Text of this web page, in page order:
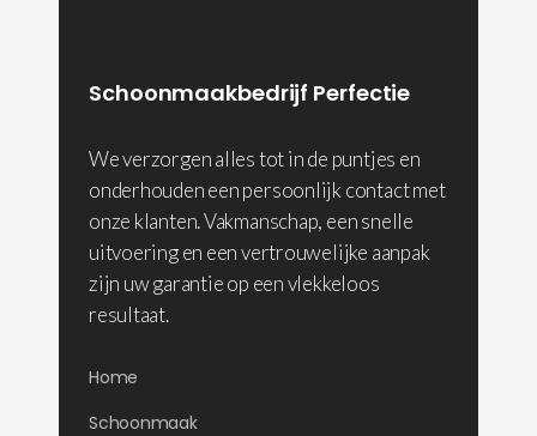
Schoonmaakbedrijf Perfectie
We verzorgen alles tot in de puntjes en
onderhouden een persoonlijk contact met
onze klanten. Vakmanschap, een snelle
uitvoering en een vertrouwelijke aanpak
zijn uw garantie op een vlekkeloos
resultaat.
Home
Schoonmaak